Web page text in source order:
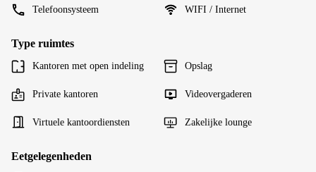
Telefoonsysteem WIFI / Internet
Type ruimtes
Kantoren met open indeling Opslag
Private kantoren Videovergaderen
Virtuele kantoordiensten Zakelijke lounge
Eetgelegenheden